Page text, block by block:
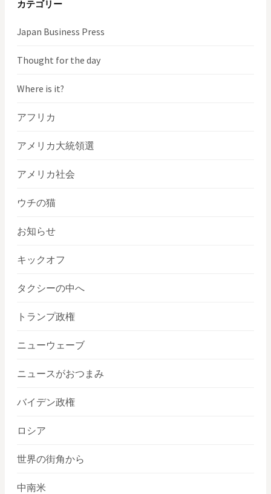
カテゴリー
Japan Business Press
Thought for the day
Where is it?
アフリカ
アメリカ大統領選
アメリカ社会
ウチの猫
お知らせ
キックオフ
タクシーの中へ
トランプ政権
ニューウェーブ
ニュースがおつまみ
バイデン政権
ロシア
世界の街角から
中南米